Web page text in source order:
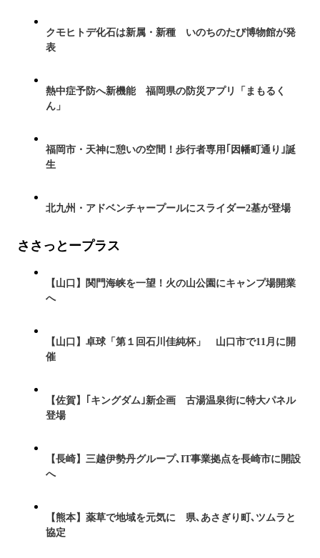
クモヒトデ化石は新属・新種 いのちのたび博物館が発
表
熱中症予防へ新機能 福岡県の防災アプリ「まもるく
ん」
福岡市・天神に憩いの空間！歩行者専用｢因幡町通り｣誕
生
北九州・アドベンチャープールにスライダー2基が登場
ささっとープラス
【山口】関門海峡を一望！火の山公園にキャンプ場開業
へ
【山口】卓球「第１回石川佳純杯」 山口市で11月に開
催
【佐賀】｢キングダム｣新企画 古湯温泉街に特大パネル
登場
【長崎】三越伊勢丹グループ､IT事業拠点を長崎市に開設
へ
【熊本】薬草で地域を元気に 県､あさぎり町､ツムラと
協定